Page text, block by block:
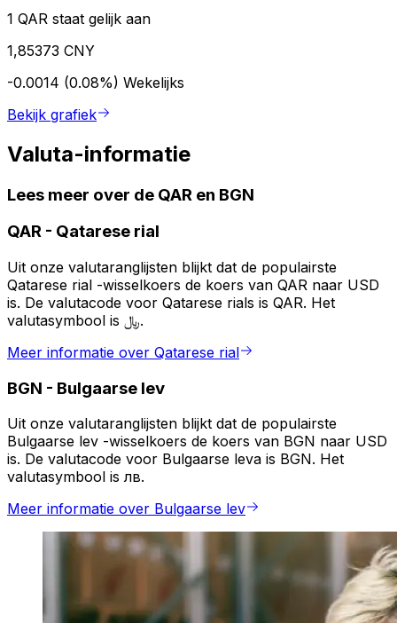
1 QAR staat gelijk aan
1,85373 CNY
-0.0014 (0.08%) Wekelijks
Bekijk grafiek
Valuta-informatie
Lees meer over de QAR en BGN
QAR - Qatarese rial
Uit onze valutaranglijsten blijkt dat de populairste
Qatarese rial -wisselkoers de koers van QAR naar USD
is. De valutacode voor Qatarese rials is QAR. Het
valutasymbool is ﷼.
Meer informatie over Qatarese rial
BGN - Bulgaarse lev
Uit onze valutaranglijsten blijkt dat de populairste
Bulgaarse lev -wisselkoers de koers van BGN naar USD
is. De valutacode voor Bulgaarse leva is BGN. Het
valutasymbool is лв.
Meer informatie over Bulgaarse lev